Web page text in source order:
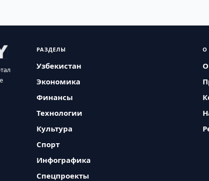
РАЗДЕЛЫ
Узбекистан
Экономика
Финансы
Технологии
Культура
Спорт
Инфографика
Спецпроекты
О